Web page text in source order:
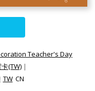
Teacher's Day
(TW) |
TW CN